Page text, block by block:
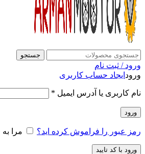
جستجو
ورود / ثبت نام
ورود ایجاد حساب کاربری
نام کاربری یا آدرس ایمیل *
ورود
رمز عبور را فراموش کرده اید؟ مرا
ورود با کد تایید